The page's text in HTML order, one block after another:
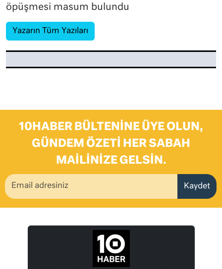
öpüşmesi masum bulundu
Yazarın Tüm Yazıları
10HABER BÜLTENINE ÜYE OLUN,
GÜNDEM ÖZETI HER SABAH
MAILINIZE GELSIN.
Kaydet